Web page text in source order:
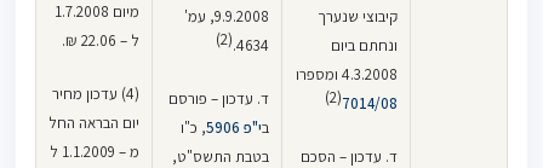
קיבוצי שנערך
ונחתם ביום
4.3.2008 ומספרו
7014/08
(2)
ד. עדכון – הסכם
9.9.2008, עמ'
4634.
(2)
ד. עדכון – פורסם
בי"פ 5906
, כ"ו
בטבת התשס"ט,
מיום 1.7.2008
ל – 22.06 ₪.
(4) עדכון מחיר
יום הבראה החל
מ – 1.1.2009 ל